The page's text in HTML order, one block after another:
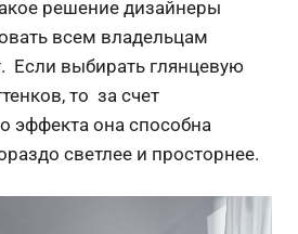
решение дизайнеры
всем владельцам
Если выбирать глянцевую
то за счет
эффекта она способна
светлее и просторнее.